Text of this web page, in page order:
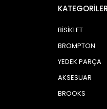
KATEGORİLER
BİSİKLET
BROMPTON
YEDEK PARÇA
AKSESUAR
BROOKS